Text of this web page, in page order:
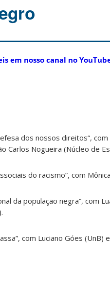
em nosso canal no
dos nossos direitos”, com
Carlos Nogueira (Núcleo de
do racismo”, com
da população negra”, com
com Luciano Góes (UnB)